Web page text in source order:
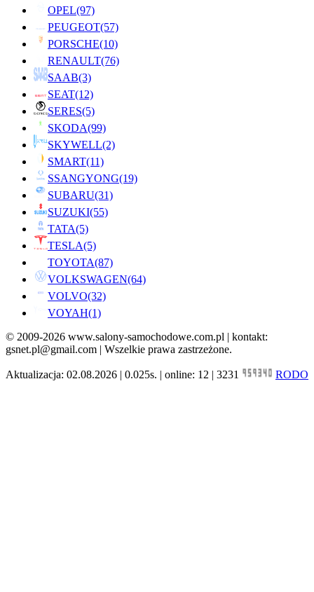
OPEL(97)
PEUGEOT(57)
PORSCHE(10)
RENAULT(76)
SAAB(3)
SEAT(12)
SERES(5)
SKODA(99)
SKYWELL(2)
SMART(11)
SSANGYONG(19)
SUBARU(31)
SUZUKI(55)
TATA(5)
TESLA(5)
TOYOTA(87)
VOLKSWAGEN(64)
VOLVO(32)
VOYAH(1)
© 2009-2026 www.salony-samochodowe.com.pl | kontakt:
gsnet.pl@gmail.com | Wszelkie prawa zastrzeżone.
Aktualizacja: 02.08.2026 | 0.025s. | online: 12 | 3231 RODO